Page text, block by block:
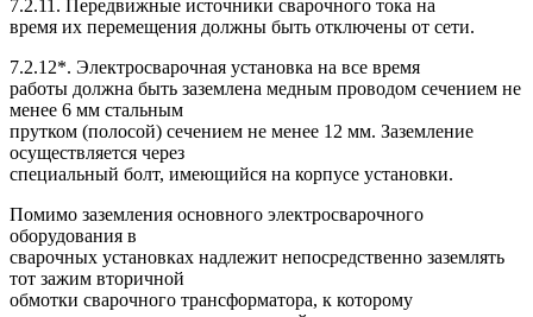
7.2.11. Передвижные источники сварочного тока на
время их перемещения должны быть отключены от сети.
7.2.12*. Электросварочная установка на все время
работы должна быть заземлена медным проводом сечением не
менее 6 мм стальным
прутком (полосой) сечением не менее 12 мм. Заземление
осуществляется через
специальный болт, имеющийся на корпусе установки.
Помимо заземления основного электросварочного
оборудования в
сварочных установках надлежит непосредственно заземлять
тот зажим вторичной
обмотки сварочного трансформатора, к которому